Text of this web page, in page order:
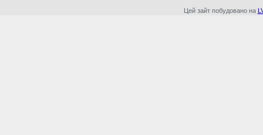
Цей зайт побудовано на